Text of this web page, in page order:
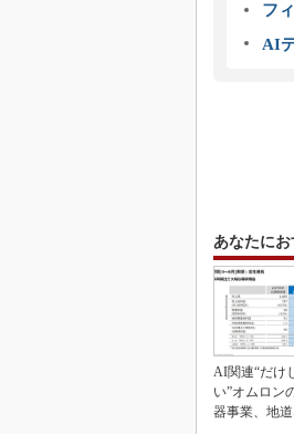
フ
AI
あなたに
AI関連“だけ
い”オムロン
器事業、地